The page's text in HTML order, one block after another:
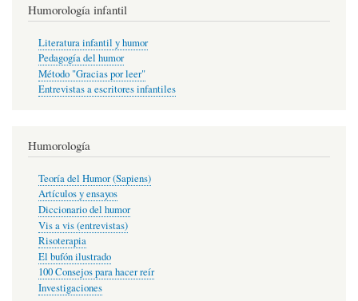
Humorología infantil
Literatura infantil y humor
Pedagogía del humor
Método "Gracias por leer"
Entrevistas a escritores infantiles
Humorología
Teoría del Humor (Sapiens)
Artículos y ensayos
Diccionario del humor
Vis a vis (entrevistas)
Risoterapia
El bufón ilustrado
100 Consejos para hacer reír
Investigaciones